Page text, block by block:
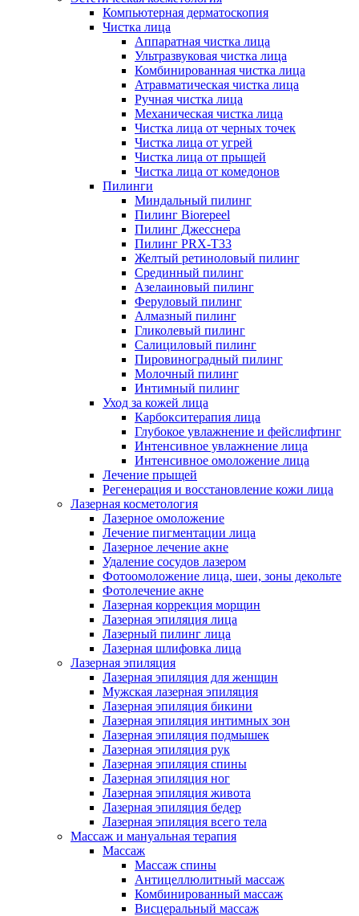
Компьютерная дерматоскопия
Чистка лица
Аппаратная чистка лица
Ультразвуковая чистка лица
Комбинированная чистка лица
Атравматическая чистка лица
Ручная чистка лица
Механическая чистка лица
Чистка лица от черных точек
Чистка лица от угрей
Чистка лица от прыщей
Чистка лица от комедонов
Пилинги
Миндальный пилинг
Пилинг Biorepeel
Пилинг Джесснера
Пилинг PRX-T33
Желтый ретиноловый пилинг
Срединный пилинг
Азелаиновый пилинг
Феруловый пилинг
Алмазный пилинг
Гликолевый пилинг
Салициловый пилинг
Пировиноградный пилинг
Молочный пилинг
Интимный пилинг
Уход за кожей лица
Карбокситерапия лица
Глубокое увлажнение и фейслифтинг
Интенсивное увлажнение лица
Интенсивное омоложение лица
Лечение прыщей
Регенерация и восстановление кожи лица
Лазерная косметология
Лазерное омоложение
Лечение пигментации лица
Лазерное лечение акне
Удаление сосудов лазером
Фотоомоложение лица, шеи, зоны декольте
Фотолечение акне
Лазерная коррекция морщин
Лазерная эпиляция лица
Лазерный пилинг лица
Лазерная шлифовка лица
Лазерная эпиляция
Лазерная эпиляция для женщин
Мужская лазерная эпиляция
Лазерная эпиляция бикини
Лазерная эпиляция интимных зон
Лазерная эпиляция подмышек
Лазерная эпиляция рук
Лазерная эпиляция спины
Лазерная эпиляция ног
Лазерная эпиляция живота
Лазерная эпиляция бедер
Лазерная эпиляция всего тела
Массаж и мануальная терапия
Массаж
Массаж спины
Антицеллюлитный массаж
Комбинированный массаж
Висцеральный массаж